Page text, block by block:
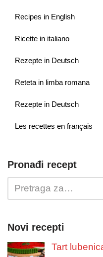
Recipes in English
Ricette in italiano
Rezepte in Deutsch
Reteta in limba romana
Rezepte in Deutsch
Les recettes en français
Pronađi recept
Novi recepti
Tart